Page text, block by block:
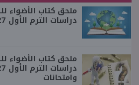
ملحق كتاب الأضواء
دراسات الترم الأول 2027 مراجعة وامتحانات
ملحق كتاب الأضواء
وامتحانات